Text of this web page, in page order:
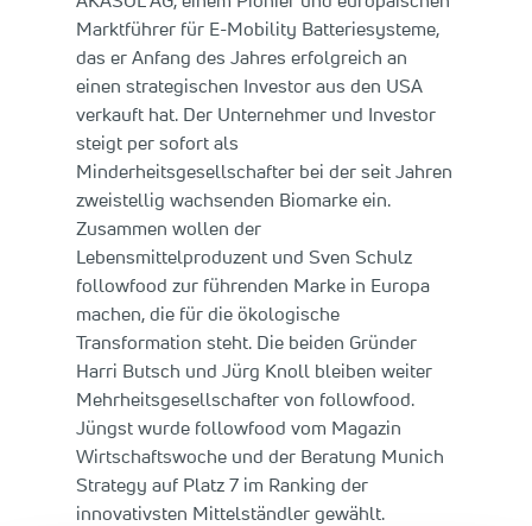
Marktführer für E-Mobility Batteriesysteme,
das er Anfang des Jahres erfolgreich an
einen strategischen Investor aus den USA
verkauft hat. Der Unternehmer und Investor
steigt per sofort als
Minderheitsgesellschafter bei der seit Jahren
zweistellig wachsenden Biomarke ein.
Zusammen wollen der
Lebensmittelproduzent und Sven Schulz
followfood zur führenden Marke in Europa
machen, die für die ökologische
Transformation steht. Die beiden Gründer
Harri Butsch und Jürg Knoll bleiben weiter
Mehrheitsgesellschafter von followfood.
Jüngst wurde followfood vom Magazin
Wirtschaftswoche und der Beratung Munich
Strategy auf Platz 7 im Ranking der
innovativsten Mittelständler gewählt.